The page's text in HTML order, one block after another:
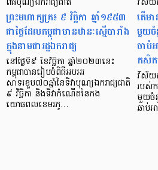
ពិធីបុណ្យឯករាជ្យជាតិ
ព្រះមហាក្សត្រ៖ ៩ វិច្ឆិកា ឆ្នាំ១៩៥៣
ជាថ្ងៃដែលកម្ពុជាមានឋានៈស្មើបារាំង
ក្នុងនាមជារដ្ឋឯករាជ្យ
នៅថ្ងៃទី៩ ខែវិច្ឆិកា ឆ្នាំ២០២៣នេះ
កម្ពុជាបានរៀបចំពិធីអបអរ
សាទរខួប៧០ឆ្នាំនៃទិវាបុណ្យឯករាជ្យជាតិ
៩ វិច្ឆិកា និងទិវាកំណើតនៃកង
យោធពលខេមរភូ…
វិស័យ
តើមា
មួយចំ
ចាប់
កសិក
វិស័យ
របស់ក
មួយចំ
ឆាប់